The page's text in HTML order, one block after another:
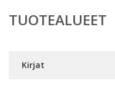
TUOTEALUEET
Kirjat